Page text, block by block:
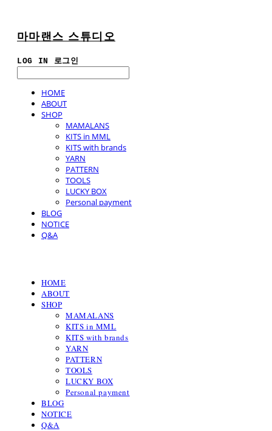
마마랜스 스튜디오
LOG IN 로그인
HOME
ABOUT
SHOP
MAMALANS
KITS in MML
KITS with brands
YARN
PATTERN
TOOLS
LUCKY BOX
Personal payment
BLOG
NOTICE
Q&A
HOME
ABOUT
SHOP
MAMALANS
KITS in MML
KITS with brands
YARN
PATTERN
TOOLS
LUCKY BOX
Personal payment
BLOG
NOTICE
Q&A